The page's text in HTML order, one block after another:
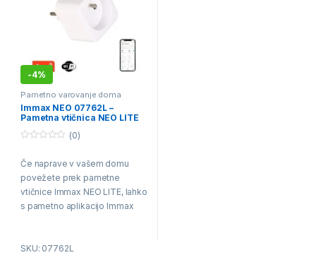
-4%
Pametno varovanje doma
Immax NEO 07762L –
Pametna vtičnica NEO LITE
u
o
f
5
(0)
Če naprave v vašem domu
povežete prek pametne
vtičnice Immax NEO LITE, lahko
s pametno aplikacijo Immax
priključene naprave na daljavo
SKU: 07762L